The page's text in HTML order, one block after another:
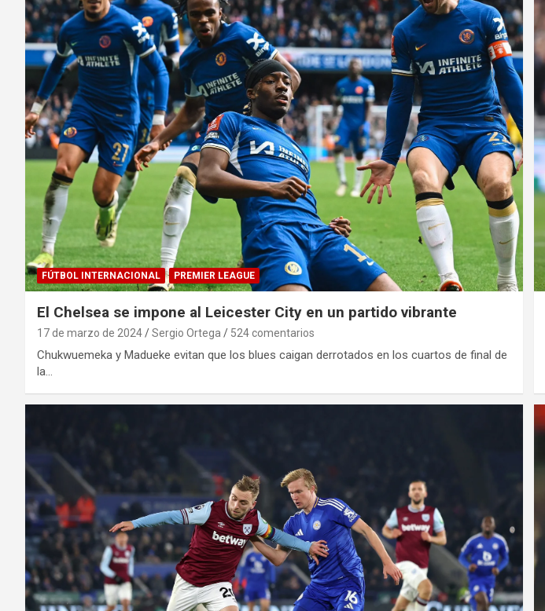
FÚTBOL INTERNACIONAL PREMIER LEAGUE
El Chelsea se impone al Leicester City en un partido vibrante
17 de marzo de 2024 Sergio Ortega 524 comentarios
Chukwuemeka y Madueke evitan que los blues caigan derrotados en los cuartos de final de
la…